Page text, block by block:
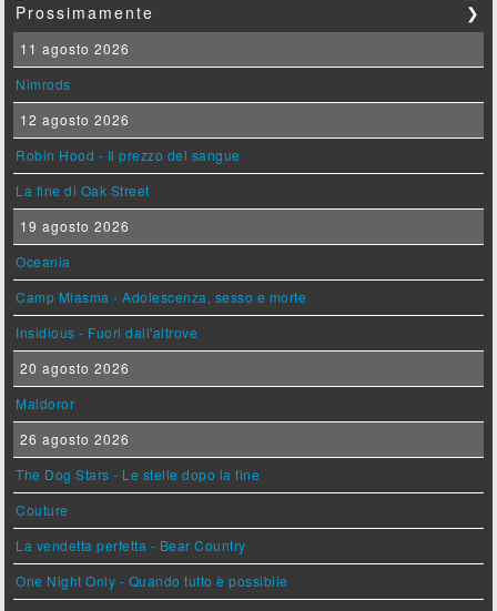
Prossimamente ❯
11 agosto 2026
Nimrods
12 agosto 2026
Robin Hood - Il prezzo del sangue
La fine di Oak Street
19 agosto 2026
Oceania
Camp Miasma - Adolescenza, sesso e morte
Insidious - Fuori dall'altrove
20 agosto 2026
Maldoror
26 agosto 2026
The Dog Stars - Le stelle dopo la fine
Couture
La vendetta perfetta - Bear Country
One Night Only - Quando tutto è possibile